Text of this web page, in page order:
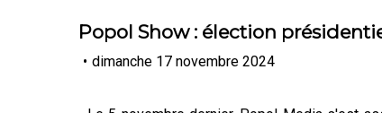
Popol Show : élection
• dimanche 17 novembre 2024